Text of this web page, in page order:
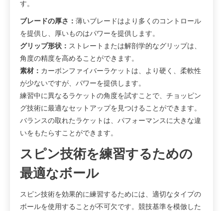
す。
ブレードの厚さ： 薄いブレードはより多くのコントロール
を提供し、厚いものはパワーを提供します。
グリップ形状： ストレートまたは解剖学的なグリップは、
角度の精度を高めることができます。
素材： カーボンファイバーラケットは、より硬く、柔軟性
が少ないですが、パワーを提供します。
練習中に異なるラケットの角度を試すことで、チョッピン
グ技術に最適なセットアップを見つけることができます。
バランスの取れたラケットは、パフォーマンスに大きな違
いをもたらすことができます。
スピン技術を練習するための
最適なボール
スピン技術を効果的に練習するためには、適切なタイプの
ボールを使用することが不可欠です。競技基準を模倣した